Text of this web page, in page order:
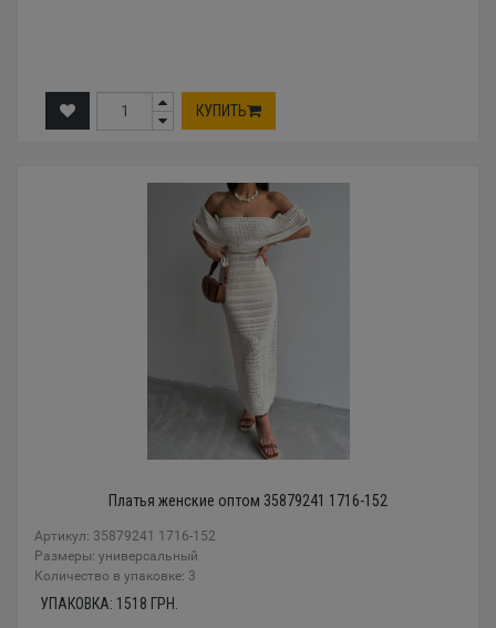
КУПИТЬ
Платья женские оптом 35879241 1716-152
Артикул: 35879241 1716-152
Размеры: универсальный
Количество в упаковке: 3
УПАКОВКА: 1518 ГРН.